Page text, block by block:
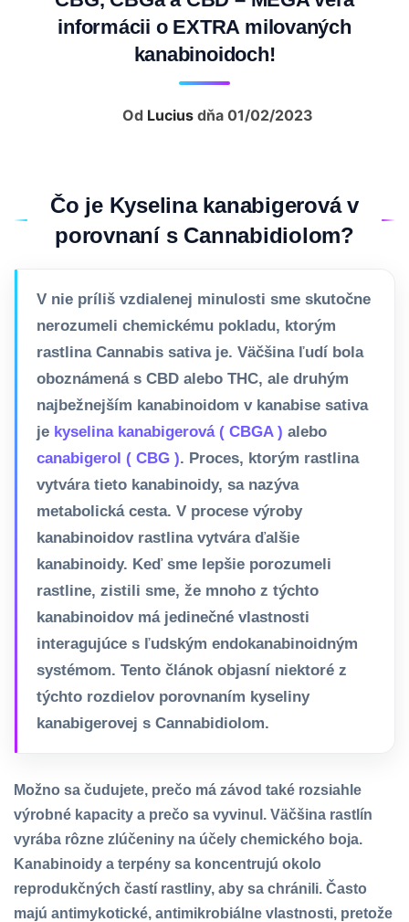
informácii o EXTRA milovaných
kanabinoidoch!
Od Lucius dňa 01/02/2023
Čo je Kyselina kanabigerová v
porovnaní s Cannabidiolom?
V nie príliš vzdialenej minulosti sme skutočne
nerozumeli chemickému pokladu, ktorým
rastlina Cannabis sativa je. Väčšina ľudí bola
oboznámená s CBD alebo THC, ale druhým
najbežnejším kanabinoidom v kanabise sativa
je kyselina kanabigerová ( CBGA ) alebo
canabigerol ( CBG ). Proces, ktorým rastlina
vytvára tieto kanabinoidy, sa nazýva
metabolická cesta. V procese výroby
kanabinoidov rastlina vytvára ďalšie
kanabinoidy. Keď sme lepšie porozumeli
rastline, zistili sme, že mnoho z týchto
kanabinoidov má jedinečné vlastnosti
interagujúce s ľudským endokanabinoidným
systémom. Tento článok objasní niektoré z
týchto rozdielov porovnaním kyseliny
kanabigerovej s Cannabidiolom.
Možno sa čudujete, prečo má závod také rozsiahle
výrobné kapacity a prečo sa vyvinul. Väčšina rastlín
vyrába rôzne zlúčeniny na účely chemického boja.
Kanabinoidy a terpény sa koncentrujú okolo
reprodukčných častí rastliny, aby sa chránili. Často
majú antimykotické, antimikrobiálne vlastnosti, pretože